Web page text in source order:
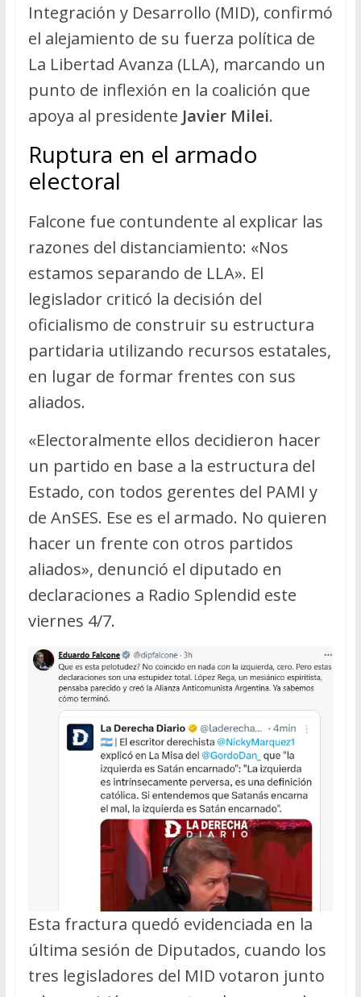
Integración y Desarrollo (MID), confirmó
el alejamiento de su fuerza política de
La Libertad Avanza (LLA), marcando un
punto de inflexión en la coalición que
apoya al presidente Javier Milei.
Ruptura en el armado
electoral
Falcone fue contundente al explicar las
razones del distanciamiento: «Nos
estamos separando de LLA». El
legislador criticó la decisión del
oficialismo de construir su estructura
partidaria utilizando recursos estatales,
en lugar de formar frentes con sus
aliados.
«Electoralmente ellos decidieron hacer
un partido en base a la estructura del
Estado, con todos gerentes del PAMI y
de AnSES. Ese es el armado. No quieren
hacer un frente con otros partidos
aliados», denunció el diputado en
declaraciones a Radio Splendid este
viernes 4/7.
Esta fractura quedó evidenciada en la
última sesión de Diputados, cuando los
tres legisladores del MID votaron junto